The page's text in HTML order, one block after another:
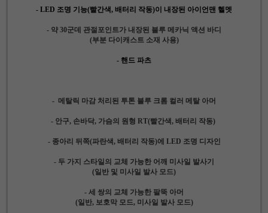
- LED 조명 기능(빨간색, 배터리 작동)이 내장된 아이언맨 헬멧
- 약 30군데 관절포인트가 내장된 블루 메카닉 액션 바디
(부분 다이캐스트 소재 사용)
- 핸드 파츠
- 메탈릭 마감 처리된 투톤 블루 크롬 컬러 메탈 아머
- 안구, 손바닥, 가슴의 원형 RT(빨간색, 배터리 작동)
- 종아리 뒤쪽(파란색, 배터리 작동)에 LED 조명 디자인
- 두 가지 스타일의 교체 가능한 어깨 미사일 발사기
(일반 및 미사일 발사 모드)
- 세 쌍의 교체 가능한 팔뚝 아머
(일반, 보호막 모드, 미사일 발사 모드)